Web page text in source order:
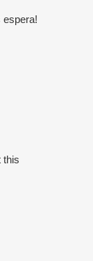
espera!
this